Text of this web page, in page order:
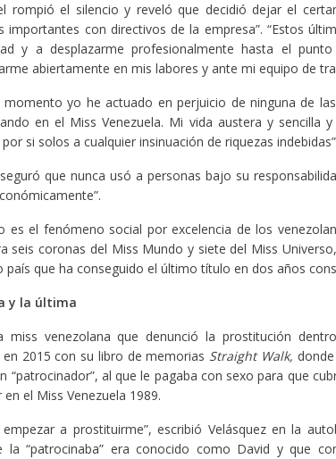
rompió el silencio y reveló que decidió dejar el
importantes con directivos de la empresa”. “Estos
y a desplazarme profesionalmente hasta el
abiertamente en mis labores y ante mi equipo de
momento yo he actuado en perjuicio de ninguna de
en el Miss Venezuela. Mi vida austera y sencilla
si solos a cualquier insinuación de riquezas
que nunca usó a personas bajo su
es el fenómeno social por excelencia de los
seis coronas del Miss Mundo y siete del Miss
país que ha conseguido el último título en dos años
y la última
miss venezolana que denunció la prostitución
en 2015 con su libro de memorias Straight Walk,
“patrocinador”, al que le pagaba con sexo para que
el Miss Venezuela 1989.
empezar a prostituirme”, escribió Velásquez en la
la “patrocinaba” era conocido como David y que